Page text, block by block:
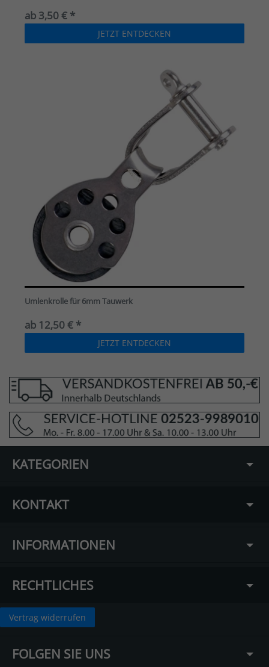
ab 3,50 € *
JETZT ENTDECKEN
Umlenkrolle für 6mm Tauwerk
ab 12,50 € *
JETZT ENTDECKEN
KATEGORIEN
KONTAKT
INFORMATIONEN
RECHTLICHES
Vertrag widerrufen
FOLGEN SIE UNS